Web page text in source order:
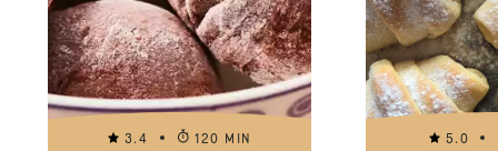
3.4
120 MIN
5.0